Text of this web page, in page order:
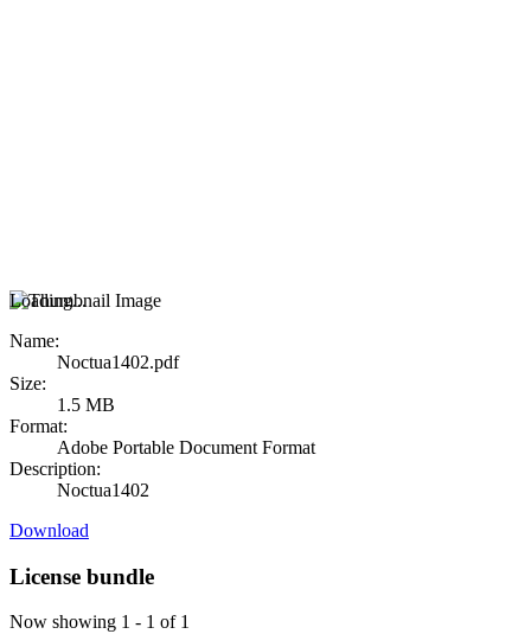
Loading...
Name:
Noctua1402.pdf
Size:
1.5 MB
Format:
Adobe Portable Document Format
Description:
Noctua1402
Download
License bundle
Now showing 1 - 1 of 1